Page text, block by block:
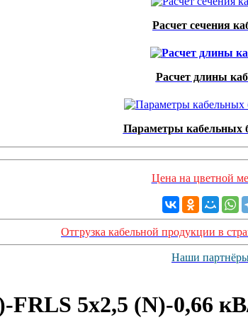
Расчет сечения
Расчет длины
Параметры кабельных
Цена на цветной
Отгрузка кабельной продукции в
Наши
5х2,5 (N)-0,66